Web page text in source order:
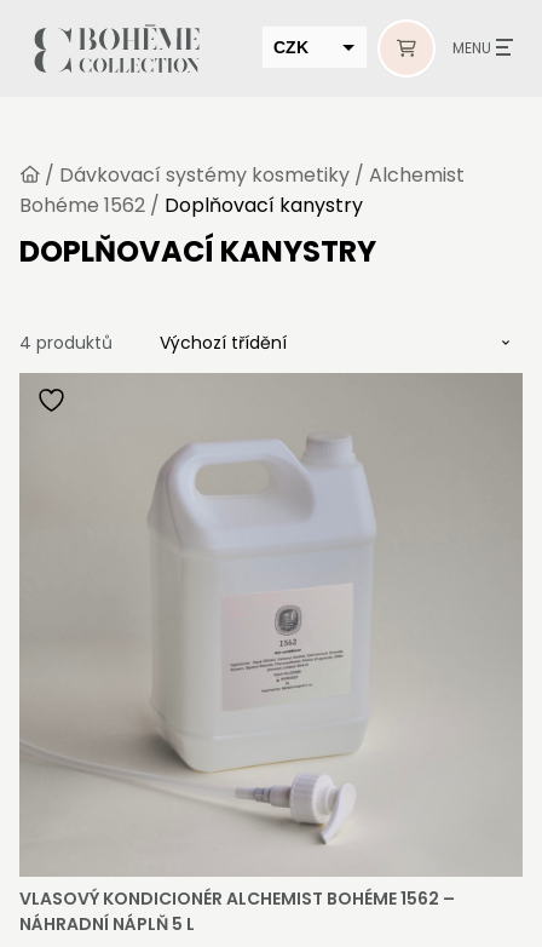
CZK
MUR
MENU
/ Dávkovací systémy kosmetiky / Alchemist
Bohéme 1562 / Doplňovací kanystry
DOPLŇOVACÍ KANYSTRY
4 produktů
VLASOVÝ KONDICIONÉR ALCHEMIST BOHÉME 1562 –⁠⁠⁠⁠⁠
NÁHRADNÍ NÁPLŇ 5 L